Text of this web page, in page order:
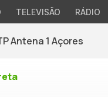
TELEVISÃO RÁDIO
Antena 1 Açores